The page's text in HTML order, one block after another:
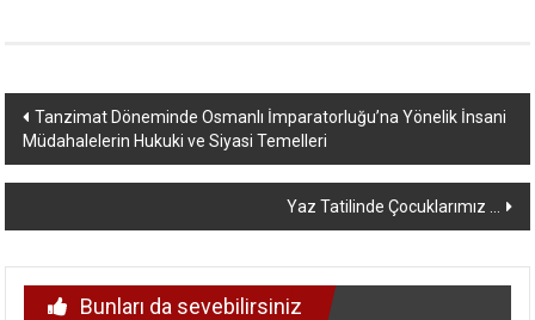
Yazı
dolaşımı
Tanzimat Döneminde Osmanlı İmparatorluğu’na Yönelik İnsani
Müdahalelerin Hukuki ve Siyasi Temelleri
Yaz Tatilinde Çocuklarımız …
Bunları da sevebilirsiniz